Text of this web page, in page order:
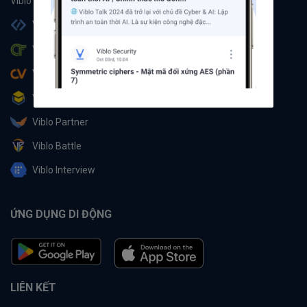
Viblo Code
Viblo CTF
Viblo CV
Viblo Learning
Viblo Partner
Viblo Battle
Viblo Interview
ỨNG DỤNG DI ĐỘNG
LIÊN KẾT